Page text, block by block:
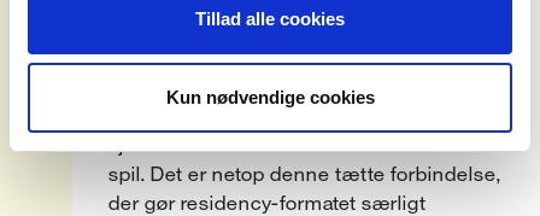
Tillad alle cookies
Kun nødvendige cookies
Bremer og McCoy har spillet sammen
siden barndommen og har gennem deres
sjælden intuitiv forståelse for hinandens
spil. Det er netop denne tætte forbindelse,
der gør residency-formatet særligt